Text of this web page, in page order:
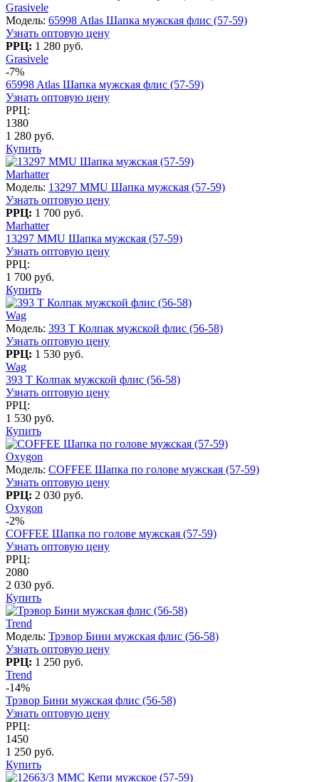
Grasivele
Модель: 65998 Atlas Шапка мужская флис (57-59)
Узнать оптовую цену
РРЦ: 1 280 руб.
Grasivele
-7%
65998 Atlas Шапка мужская флис (57-59)
Узнать оптовую цену
РРЦ:
1380
1 280 руб.
Купить
Marhatter
Модель: 13297 MMU Шапка мужская (57-59)
Узнать оптовую цену
РРЦ: 1 700 руб.
Marhatter
13297 MMU Шапка мужская (57-59)
Узнать оптовую цену
РРЦ:
1 700 руб.
Купить
Wag
Модель: 393 T Колпак мужской флис (56-58)
Узнать оптовую цену
РРЦ: 1 530 руб.
Wag
393 T Колпак мужской флис (56-58)
Узнать оптовую цену
РРЦ:
1 530 руб.
Купить
Oxygon
Модель: COFFEE Шапка по голове мужская (57-59)
Узнать оптовую цену
РРЦ: 2 030 руб.
Oxygon
-2%
COFFEE Шапка по голове мужская (57-59)
Узнать оптовую цену
РРЦ:
2080
2 030 руб.
Купить
Trend
Модель: Трэвор Бини мужская флис (56-58)
Узнать оптовую цену
РРЦ: 1 250 руб.
Trend
-14%
Трэвор Бини мужская флис (56-58)
Узнать оптовую цену
РРЦ:
1450
1 250 руб.
Купить